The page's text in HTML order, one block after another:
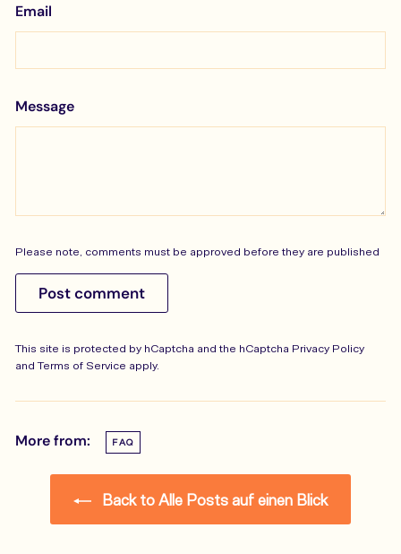
Email
Message
Please note, comments must be approved before they are published
Post comment
This site is protected by hCaptcha and the hCaptcha Privacy Policy
andTerms of Service apply.
More from: FAQ
Back to Alle Posts auf einen Blick